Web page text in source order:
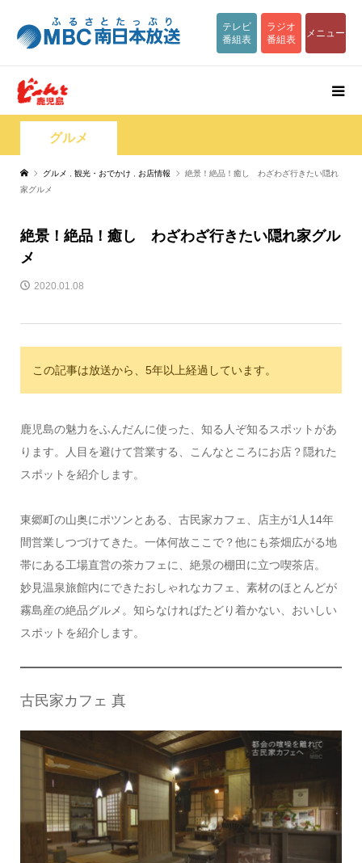
テレビ
番組表
ラジオ
番組表
メニュー
グルメ
グルメ 観光・おでかけ お店情報
絶景！絶品！癒し わざわざ行きたい隠れ
家グルメ
絶景！絶品！癒し わざわざ行きたい隠れ家グル
メ
2020.01.08
この記事は放送から、5年以上経過しています。
鹿児島の魅力をふんだんに使った、知る人ぞ知るスポットがあ
ります。人目を避けて営業する、こんなところにお店？隠れた
スポットを紹介します。
東郷町の山奥にポツンとある、古民家カフェ、店主が1人14年
間営業しつづけてきた。一体何故ここで？他にも茶畑広がる地
帯にある工場直営の茶カフェに、絶景の棚田に立つ喫茶店。
妙見温泉旅館内にできたおしゃれなカフェ、素材のほとんどが
霧島産の絶品グルメ。知らなければたどり着かない、おいしい
スポットを紹介します。
古民家カフェ 真